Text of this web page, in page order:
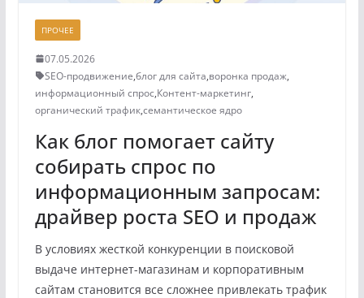
ПРОЧЕЕ
07.05.2026
SEO-продвижение,блог для сайта,воронка продаж,
информационный спрос,Контент-маркетинг,
органический трафик,семантическое ядро
Как блог помогает сайту
собирать спрос по
информационным запросам:
драйвер роста SEO и продаж
В условиях жесткой конкуренции в поисковой
выдаче интернет-магазинам и корпоративным
сайтам становится все сложнее привлекать трафик